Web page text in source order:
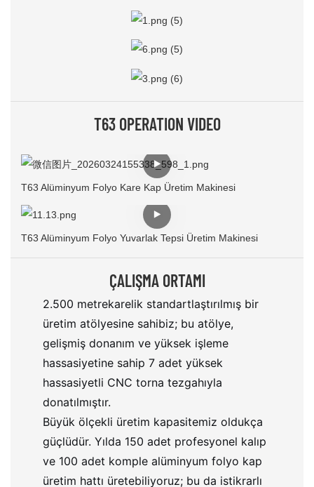
T63 OPERATION VIDEO
T63 Alüminyum Folyo Kare Kap Üretim Makinesi
T63 Alüminyum Folyo Yuvarlak Tepsi Üretim Makinesi
ÇALIŞMA ORTAMI
2.500 metrekarelik standartlaştırılmış bir
üretim atölyesine sahibiz; bu atölye,
gelişmiş donanım ve yüksek işleme
hassasiyetine sahip 7 adet yüksek
hassasiyetli CNC torna tezgahıyla
donatılmıştır.
Büyük ölçekli üretim kapasitemiz oldukça
güçlüdür. Yılda 150 adet profesyonel kalıp
ve 100 adet komple alüminyum folyo kap
üretim hattı üretebiliyoruz; bu da istikrarlı